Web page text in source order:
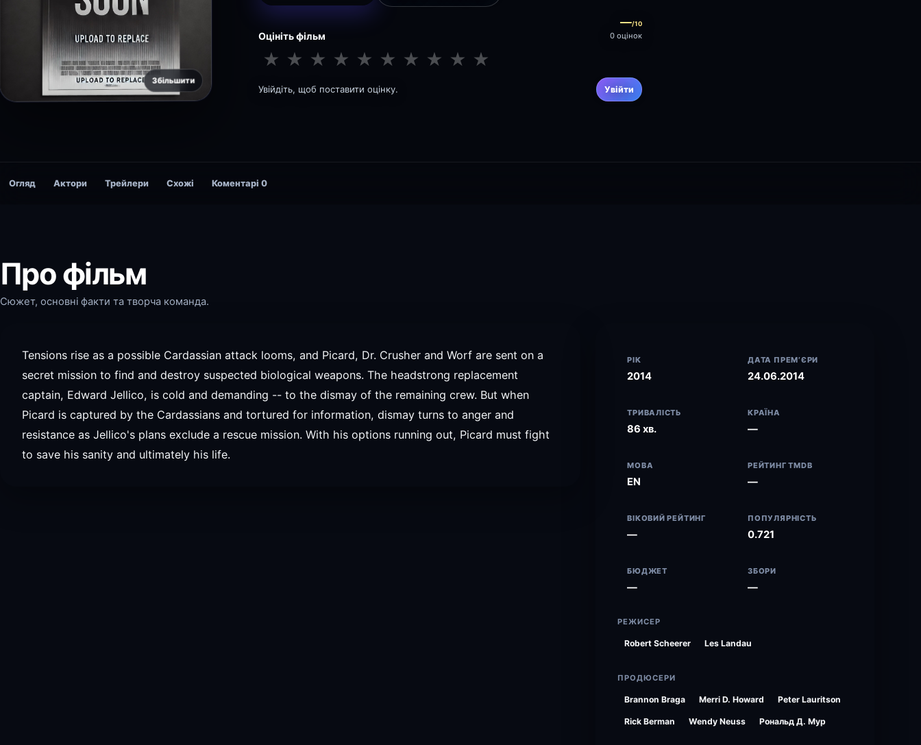
Збільшити
Оцініть фільм
—/10
0 оцінок
★ ★ ★ ★ ★ ★ ★ ★ ★ ★
Увійдіть, щоб поставити оцінку. Увійти
Огляд Актори Трейлери Схожі Коментарі 0
Про фільм
Сюжет, основні факти та творча команда.
Tensions rise as a possible Cardassian attack looms, and Picard, Dr. Crusher and Worf are sent on a
secret mission to find and destroy suspected biological weapons. The headstrong replacement
captain, Edward Jellico, is cold and demanding -- to the dismay of the remaining crew. But when
Picard is captured by the Cardassians and tortured for information, dismay turns to anger and
resistance as Jellico's plans exclude a rescue mission. With his options running out, Picard must fight
to save his sanity and ultimately his life.
РІК
2014
ДАТА ПРЕМ’ЄРИ
24.06.2014
ТРИВАЛІСТЬ
86 хв.
КРАЇНА
—
МОВА
EN
РЕЙТИНГ TMDB
—
ВІКОВИЙ РЕЙТИНГ
—
ПОПУЛЯРНІСТЬ
0.721
БЮДЖЕТ
—
ЗБОРИ
—
РЕЖИСЕР
Robert Scheerer Les Landau
ПРОДЮСЕРИ
Brannon Braga Merri D. Howard Peter Lauritson
Rick Berman Wendy Neuss Рональд Д. Мур